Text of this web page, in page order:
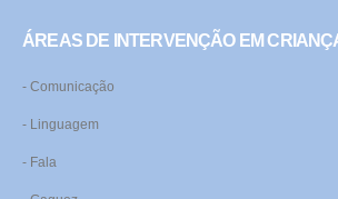
ÁREAS DE INTERVENÇÃO EM
- Comunicação
- Linguagem
- Fala